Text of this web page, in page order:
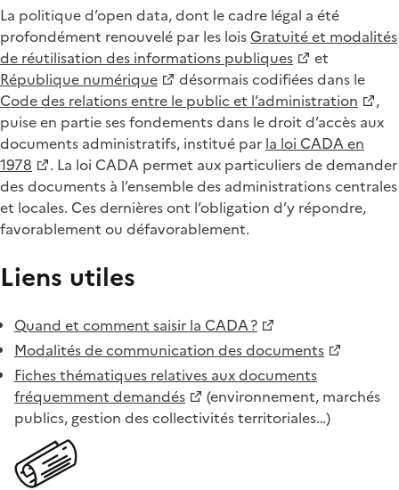
La politique d’open data, dont le cadre légal a été
profondément renouvelé par les loisGratuité et modalités
de réutilisation des informations publiques
et
République numérique
désormais codifiées dans le
Code des relations entre le public et l’administration
,
puise en partie ses fondements dans le droit d’accès aux
documents administratifs, institué par la loi CADA en
1978
. La loi CADA permet aux particuliers de demander
des documents à l’ensemble des administrations centrales
et locales. Ces dernières ont l’obligation d’y répondre,
favorablement ou défavorablement.
Liens utiles
Quand et comment saisir la CADA ?
Modalités de communication des documents
Fiches thématiques relatives aux documents
fréquemment demandés
(environnement, marchés
publics, gestion des collectivités territoriales…)